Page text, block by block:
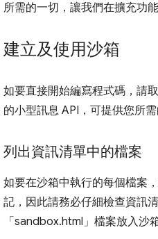
所需的一切，讓我們在擴充功
建立及使用沙箱
如要直接開始編寫程式碼，請
的小型訊息 API，可提供您所
列出資訊清單中的檔案
如要在沙箱中執行的每個檔案
記，因此請務必仔細檢查資訊
「sandbox.html」檔案放入沙